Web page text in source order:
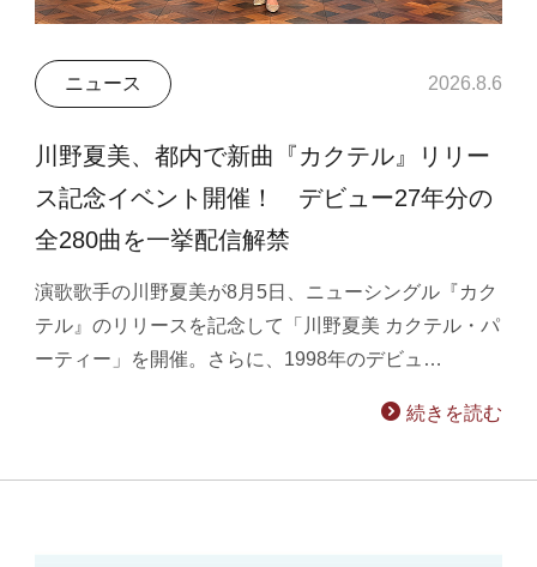
ニュース 2026.8.6
川野夏美、都内で新曲『カクテル』リリー
ス記念イベント開催！ デビュー27年分の
全280曲を一挙配信解禁
演歌歌手の川野夏美が8月5日、ニューシングル『カク
テル』のリリースを記念して「川野夏美 カクテル・パ
ーティー」を開催。さらに、1998年のデビュ…
続きを読む